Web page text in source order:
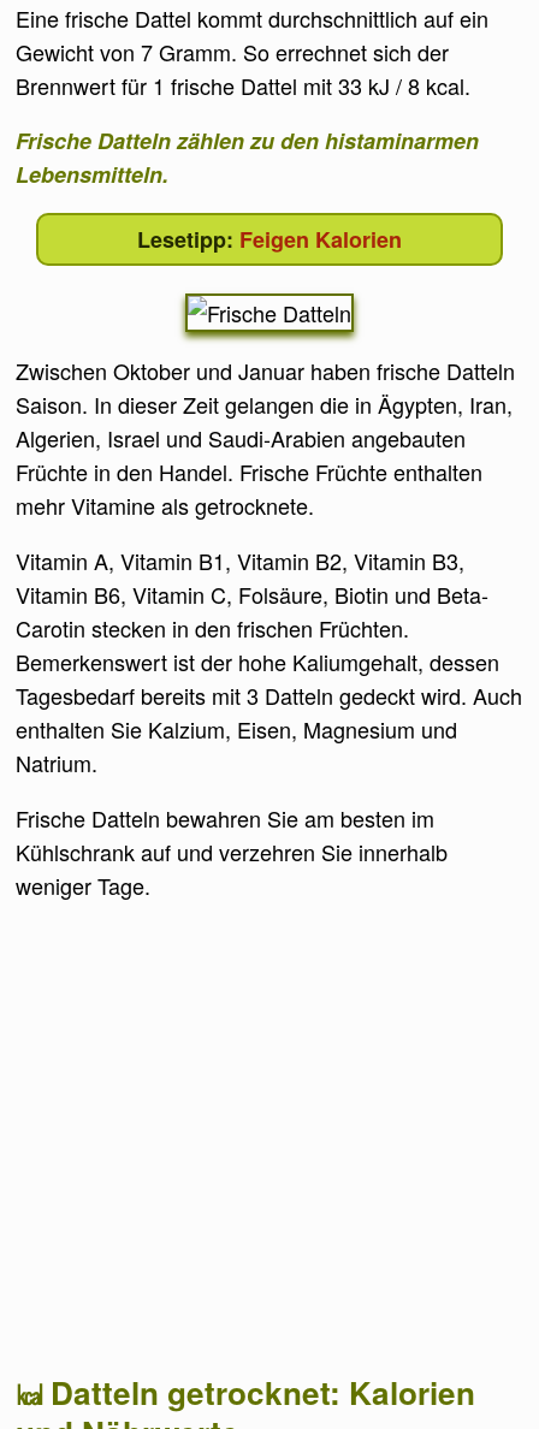
Eine frische Dattel kommt durchschnittlich auf ein
Gewicht von 7 Gramm. So errechnet sich der
Brennwert für 1 frische Dattel mit 33 kJ / 8 kcal.
Frische Datteln zählen zu den histaminarmen
Lebensmitteln.
Feigen Kalorien
Zwischen Oktober und Januar haben frische Datteln
Saison. In dieser Zeit gelangen die in Ägypten, Iran,
Algerien, Israel und Saudi-Arabien angebauten
Früchte in den Handel. Frische Früchte enthalten
mehr Vitamine als getrocknete.
Vitamin A, Vitamin B1, Vitamin B2, Vitamin B3,
Vitamin B6, Vitamin C, Folsäure, Biotin und Beta-
Carotin stecken in den frischen Früchten.
Bemerkenswert ist der hohe Kaliumgehalt, dessen
Tagesbedarf bereits mit 3 Datteln gedeckt wird. Auch
enthalten Sie Kalzium, Eisen, Magnesium und
Natrium.
Frische Datteln bewahren Sie am besten im
Kühlschrank auf und verzehren Sie innerhalb
weniger Tage.
Datteln getrocknet: Kalorien